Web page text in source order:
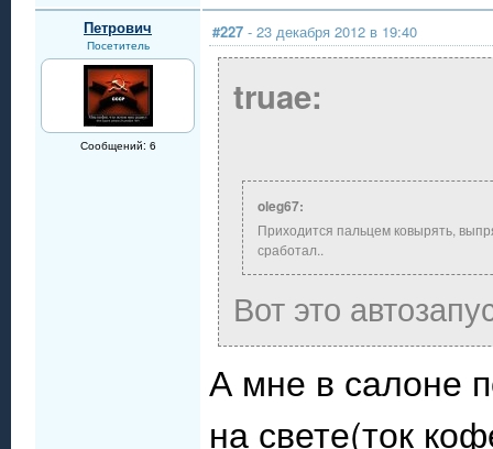
Петрович
Посетитель
Сообщений: 6
#227 - 23 декабря 2012 в 19:40
truae:
oleg67:
Приходится пальцем ковырять,
сработал..
Вот это
А мне в салоне
на свете(ток